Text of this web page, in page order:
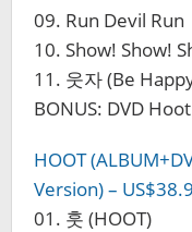
09. Run Devil Run
10. Show! Show!
11. 웃자 (Be
BONUS: DVD
HOOT
Version) –
01. 훗 (HOOT)